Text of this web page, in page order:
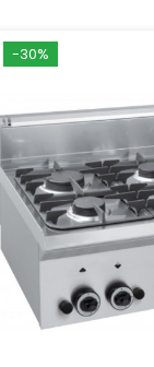
-30%